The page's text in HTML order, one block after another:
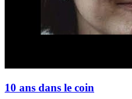
10 ans dans le coin